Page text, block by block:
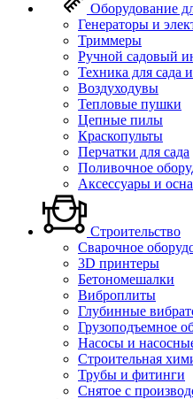
Оборудование
Генераторы и
Триммеры
Ручной садовый
Техника для сада
Воздуходувы
Тепловые пушки
Цепные пилы
Краскопульты
Перчатки для сада
Поливочное
Аксессуары и
Строительство
Сварочное
3D принтеры
Бетономешалки
Виброплиты
Глубинные
Грузоподъемное
Насосы и
Строительная
Трубы и фитинги
Снятое с